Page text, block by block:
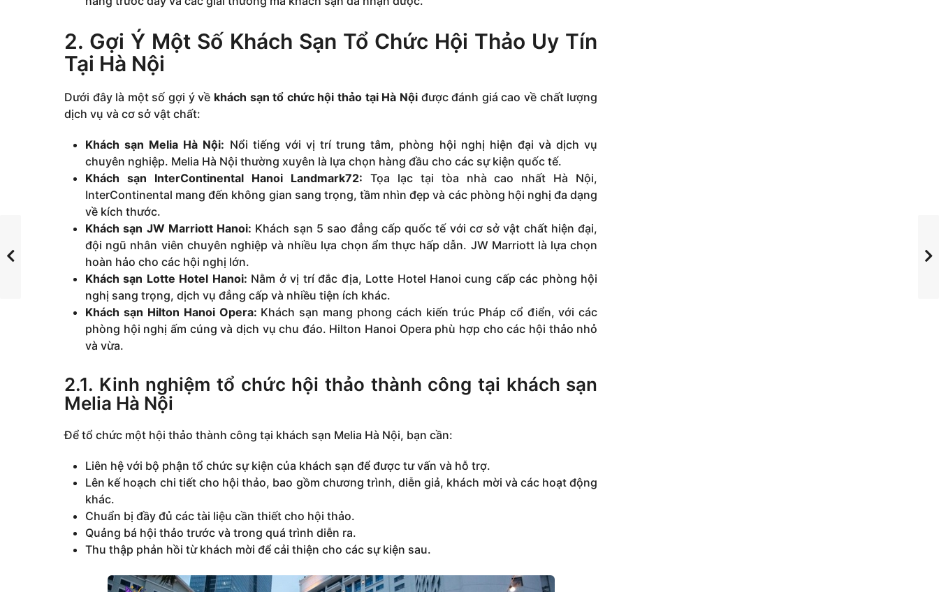
2. Gợi Ý Một Số Khách Sạn Tổ Chức Hội Thảo Uy Tín
Tại Hà Nội
Dưới đây là một số gợi ý về khách sạn tổ chức hội thảo tại Hà Nộiđược đánh giá cao về chất lượng
dịch vụ và cơ sở vật chất:
Khách sạn Melia Hà Nội: Nổi tiếng với vị trí trung tâm, phòng hội nghị hiện đại và dịch vụ
chuyên nghiệp. Melia Hà Nội thường xuyên là lựa chọn hàng đầu cho các sự kiện quốc tế.
Khách sạn InterContinental Hanoi Landmark72: Tọa lạc tại tòa nhà cao nhất Hà Nội,
InterContinental mang đến không gian sang trọng, tầm nhìn đẹp và các phòng hội nghị đa dạng
về kích thước.
Khách sạn JW Marriott Hanoi: Khách sạn 5 sao đẳng cấp quốc tế với cơ sở vật chất hiện đại,
đội ngũ nhân viên chuyên nghiệp và nhiều lựa chọn ẩm thực hấp dẫn. JW Marriott là lựa chọn
hoàn hảo cho các hội nghị lớn.
Khách sạn Lotte Hotel Hanoi: Nằm ở vị trí đắc địa, Lotte Hotel Hanoi cung cấp các phòng hội
nghị sang trọng, dịch vụ đẳng cấp và nhiều tiện ích khác.
Khách sạn Hilton Hanoi Opera: Khách sạn mang phong cách kiến trúc Pháp cổ điển, với các
phòng hội nghị ấm cúng và dịch vụ chu đáo. Hilton Hanoi Opera phù hợp cho các hội thảo nhỏ
và vừa.
2.1. Kinh nghiệm tổ chức hội thảo thành công tại khách sạn
Melia Hà Nội
Để tổ chức một hội thảo thành công tại khách sạn Melia Hà Nội, bạn cần:
Liên hệ với bộ phận tổ chức sự kiện của khách sạn để được tư vấn và hỗ trợ.
Lên kế hoạch chi tiết cho hội thảo, bao gồm chương trình, diễn giả, khách mời và các hoạt động
khác.
Chuẩn bị đầy đủ các tài liệu cần thiết cho hội thảo.
Quảng bá hội thảo trước và trong quá trình diễn ra.
Thu thập phản hồi từ khách mời để cải thiện cho các sự kiện sau.